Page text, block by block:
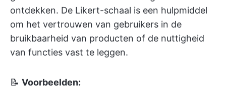
ontdekken. De Likert-schaal is een hulpmiddel
om het vertrouwen van gebruikers in de
bruikbaarheid van producten of de nuttigheid
van functies vast te leggen.
📝 Voorbeelden: